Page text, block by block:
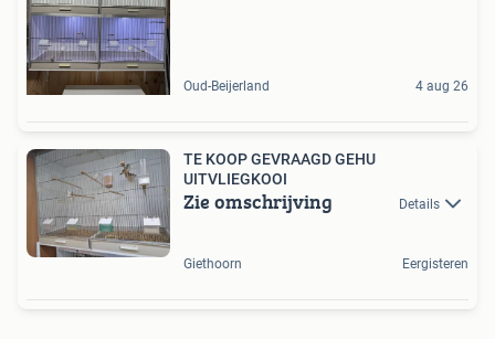
Oud-Beijerland 4 aug 26
TE KOOP GEVRAAGD GEHU
UITVLIEGKOOI
Zie omschrijving Details
Giethoorn Eergisteren